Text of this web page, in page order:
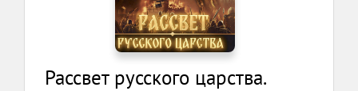
Рассвет русского царства.